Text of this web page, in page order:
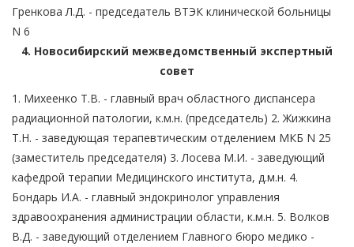
Гренкова Л.Д. - председатель ВТЭК клинической больницы
N 6
4. Новосибирский межведомственный экспертный
совет
1. Михеенко Т.В. - главный врач областного диспансера
радиационной патологии, к.м.н. (председатель) 2. Жижкина
Т.Н. - заведующая терапевтическим отделением МКБ N 25
(заместитель председателя) 3. Лосева М.И. - заведующий
кафедрой терапии Медицинского института, д.м.н. 4.
Бондарь И.А. - главный эндокринолог управления
здравоохранения администрации области, к.м.н. 5. Волков
В.Д. - заведующий отделением Главного бюро медико -